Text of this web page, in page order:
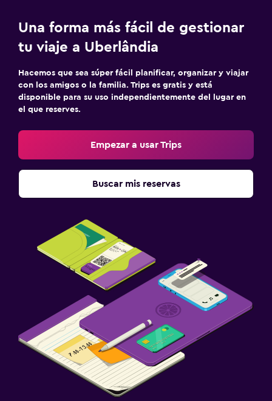
Una forma más fácil de gestionar
tu viaje a Uberlândia
Hacemos que sea súper fácil planificar, organizar y viajar
con los amigos o la familia. Trips es gratis y está
disponible para su uso independientemente del lugar en
el que reserves.
Empezar a usar Trips
Buscar mis reservas